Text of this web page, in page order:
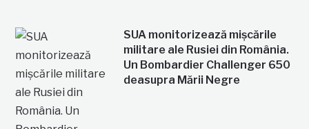
SUA monitorizează mișcările
militare ale Rusiei din România.
Un Bombardier Challenger 650
deasupra Mării Negre